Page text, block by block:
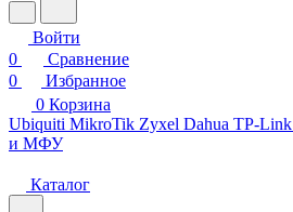
Войти
0
Сравнение
0
Избранное
0 Корзина
Ubiquiti MikroTik Zyxel Dahua TP-Link
и МФУ
Каталог